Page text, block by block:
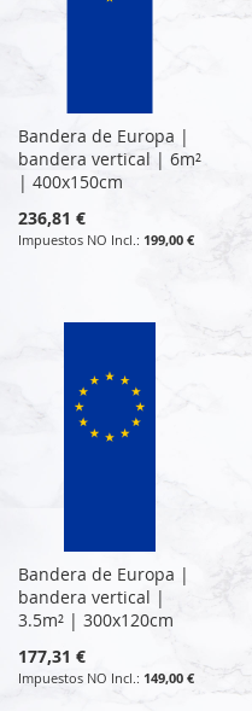
Bandera de Europa |
bandera vertical | 6m²
| 400x150cm
236,81 €
199,00 €
Bandera de Europa |
bandera vertical |
3.5m² | 300x120cm
177,31 €
149,00 €